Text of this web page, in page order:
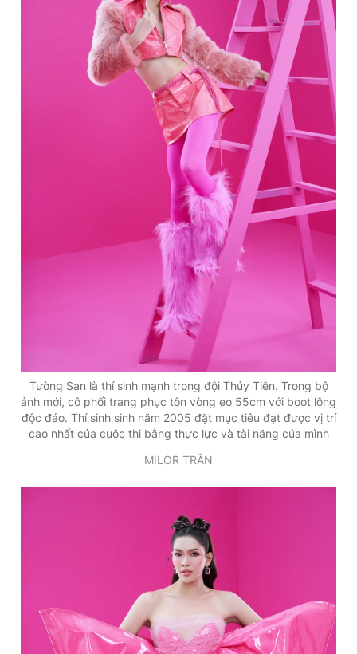
Tường San là thí sinh mạnh trong đội Thủy Tiên. Trong bộ
ảnh mới, cô phối trang phục tôn vòng eo 55cm với boot lông
độc đáo. Thí sinh sinh năm 2005 đặt mục tiêu đạt được vị trí
cao nhất của cuộc thi bằng thực lực và tài năng của mình
MILOR TRẦN